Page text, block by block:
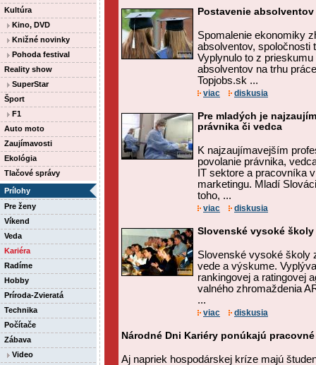
Kultúra
Kino, DVD
Knižné novinky
Pohoda festival
Reality show
SuperStar
Šport
F1
Auto moto
Zaujímavosti
Ekológia
Tlačové správy
Prílohy
Pre ženy
Víkend
Veda
Kariéra
Radíme
Hobby
Príroda-Zvieratá
Technika
Počítače
Zábava
Video
Postavenie
Spomalenie ekonomiky
absolventov, spoločnosti
Vyplynulo to z
absolventov na trhu
Topjobs.sk ...
viac diskusia
Pre mladých je
právnika či vedca
K najzaujímavejším
povolanie právnika,
IT sektore a pracovníka
marketingu. Mladí
toho, ...
viac diskusia
Slovenské vysoké
Slovenské vysoké školy
vede a výskume.
rankingovej a ratingovej
valného zhromaždenia
...
viac diskusia
Národné Dni Kariéry ponúkajú
Aj napriek hospodárskej kríze majú